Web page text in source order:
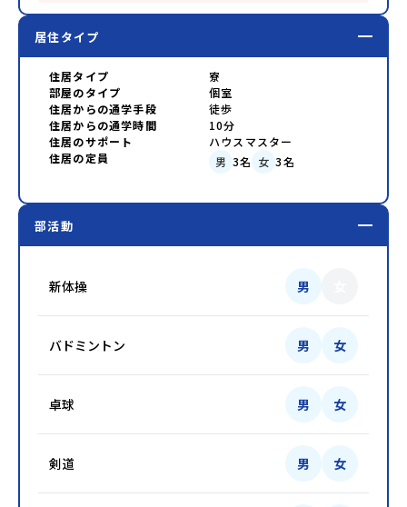
居住タイプ
住居タイプ
寮
部屋のタイプ
個室
住居からの通学手段
徒歩
住居からの通学時間
10分
住居のサポート
ハウスマスター
住居の定員
男 3名 女 3名
部活動
新体操 男
バドミントン 男 女
卓球 男 女
剣道 男 女